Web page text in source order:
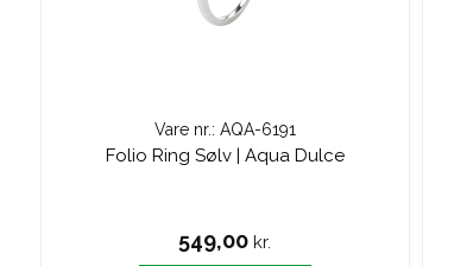
Vare nr.: AQA-6191
Folio Ring Sølv | Aqua Dulce
549,00kr.